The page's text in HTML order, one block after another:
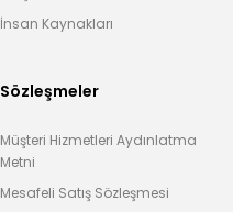
İnsan Kaynakları
Sözleşmeler
Müşteri Hizmetleri Aydınlatma
Metni
Mesafeli Satış Sözleşmesi